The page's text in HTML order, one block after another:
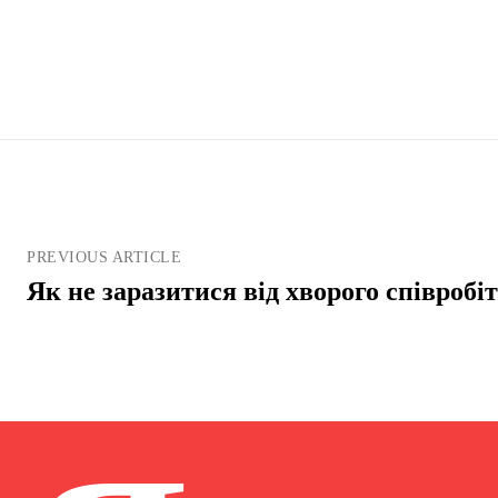
PREVIOUS ARTICLE
Як не заразитися від хворого